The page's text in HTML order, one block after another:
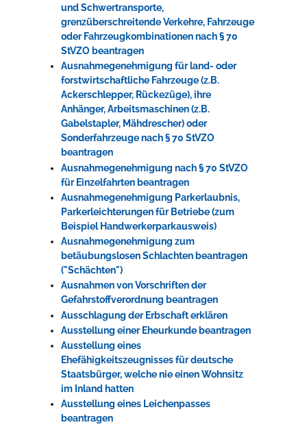
und Schwertransporte,
grenzüberschreitende Verkehre, Fahrzeuge
oder Fahrzeugkombinationen nach § 70
StVZO beantragen
Ausnahmegenehmigung für land- oder
forstwirtschaftliche Fahrzeuge (z.B.
Ackerschlepper, Rückezüge), ihre
Anhänger, Arbeitsmaschinen (z.B.
Gabelstapler, Mähdrescher) oder
Sonderfahrzeuge nach § 70 StVZO
beantragen
Ausnahmegenehmigung nach § 70 StVZO
für Einzelfahrten beantragen
Ausnahmegenehmigung Parkerlaubnis,
Parkerleichterungen für Betriebe (zum
Beispiel Handwerkerparkausweis)
Ausnahmegenehmigung zum
betäubungslosen Schlachten beantragen
("Schächten")
Ausnahmen von Vorschriften der
Gefahrstoffverordnung beantragen
Ausschlagung der Erbschaft erklären
Ausstellung einer Eheurkunde beantragen
Ausstellung eines
Ehefähigkeitszeugnisses für deutsche
Staatsbürger, welche nie einen Wohnsitz
im Inland hatten
Ausstellung eines Leichenpasses
beantragen